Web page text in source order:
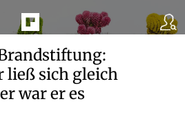
ließ sich gleich
war er es